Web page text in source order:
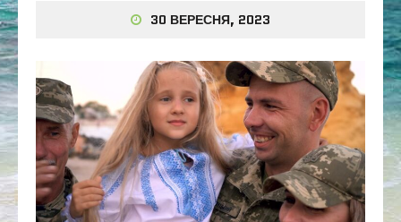
30 ВЕРЕСНЯ, 2023